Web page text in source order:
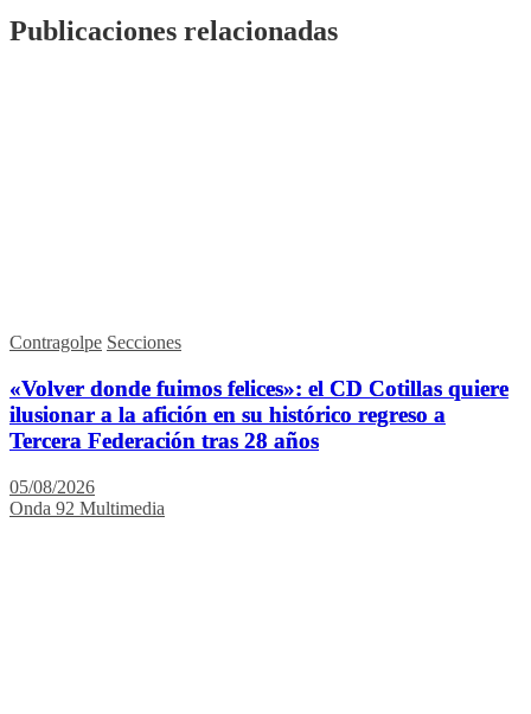
Publicaciones relacionadas
Contragolpe Secciones
«Volver donde fuimos felices»: el CD Cotillas quiere
ilusionar a la afición en su histórico regreso a
Tercera Federación tras 28 años
05/08/2026
Onda 92 Multimedia